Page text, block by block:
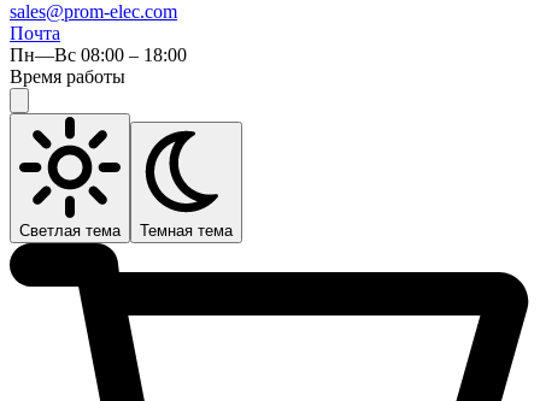
sales@prom-elec.com
Почта
Пн—Вс 08:00 – 18:00
Время работы
Светлая тема Темная тема